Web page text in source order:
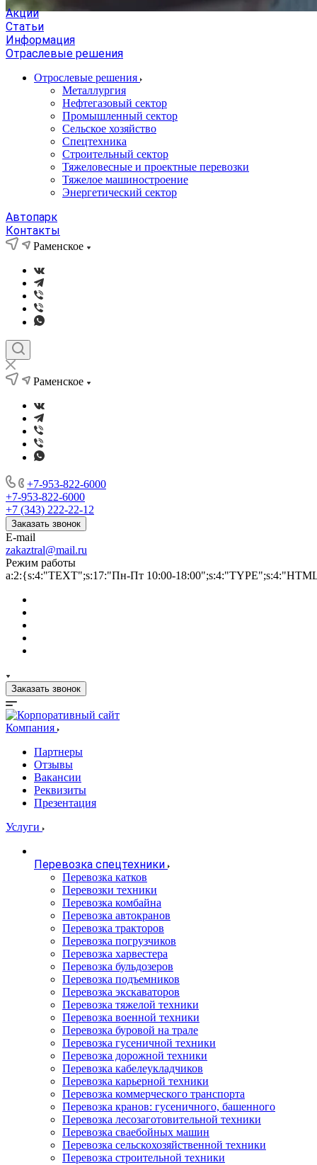
Акции
Статьи
Информация
Отраслевые решения
Отрослевые решения
Металлургия
Нефтегазовый сектор
Промышленный сектор
Сельское хозяйство
Спецтехника
Строительный сектор
Тяжеловесные и проектные перевозки
Тяжелое машиностроение
Энергетический сектор
Автопарк
Контакты
Раменское
Раменское
+7-953-822-6000
+7-953-822-6000
+7 (343) 222-22-12
Заказать звонок
E-mail
zakaztral@mail.ru
Режим работы
a:2:{s:4:"TEXT";s:17:"Пн-Пт 10:00-
Заказать звонок
Компания
Партнеры
Отзывы
Вакансии
Реквизиты
Презентация
Услуги
Перевозка спецтехники
Перевозка катков
Перевозки техники
Перевозка комбайна
Перевозка автокранов
Перевозка тракторов
Перевозка погрузчиков
Перевозка харвестера
Перевозка бульдозеров
Перевозка подъемников
Перевозка экскаваторов
Перевозка тяжелой техники
Перевозка военной техники
Перевозка буровой на трале
Перевозка гусеничной техники
Перевозка дорожной техники
Перевозка кабелеукладчиков
Перевозка карьерной техники
Перевозка коммерческого транспорта
Перевозка кранов: гусеничного, башенного
Перевозка лесозаготовительной техники
Перевозка сваебойных машин
Перевозка сельскохозяйственной техники
Перевозка строительной техники